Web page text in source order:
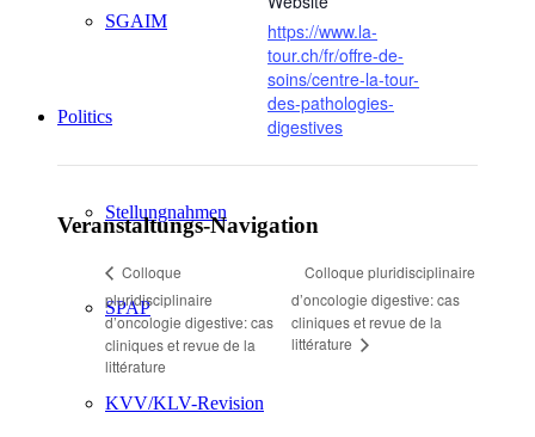
SGAIM
Politics
Stellungnahmen
SPAP
KVV/KLV-Revision
https://www.la-
tour.ch/fr/offre-de-
soins/centre-la-tour-
des-pathologies-
digestives
Veranstaltungs-Navigation
Colloque
pluridisciplinaire
d’oncologie digestive: cas
cliniques et revue de la
littérature
Colloque pluridisciplinaire
d’oncologie digestive: cas
cliniques et revue de la
littérature